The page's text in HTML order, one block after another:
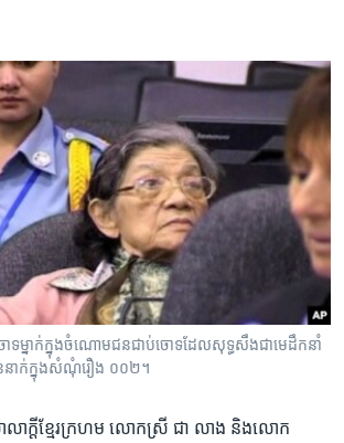
ោទ​ម្នាក់​ក្នុង​ចំណោម​ជន​ជាប់​ចោទ​ដែល​សុទ្ធ​សឹង​ជា​មេ​ដឹកនាំ​
នាក់​ក្នុង​សំណុំ​រឿង​ ០០២។
លាក្ដី​ខ្មែរ​ក្រហម​ លោក​ស្រី​ ជា លាង​ និង​លោក​